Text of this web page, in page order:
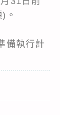
。
備執行計